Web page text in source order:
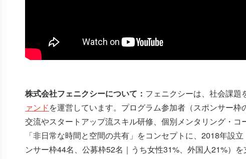
株式会社フェニクシーについて： フェニクシーは、社会課題
ァンドを運営しています。プログラム参加者（スポンサー枠
交流やスタートアップ流スキル研修、個別メンタリング・
「非日常な時間と空間の共有」をコンセプトに、2018年設立
ンサー枠44名、公募枠52名｜うち女性31%、外国人21%）を